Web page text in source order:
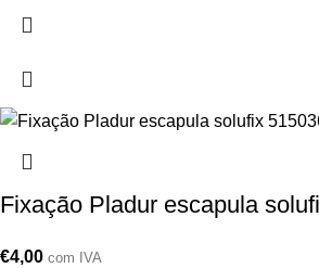
Fixação Pladur escapula
€4,00 com IVA